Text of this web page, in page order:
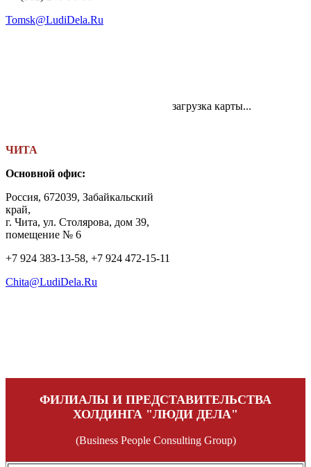
Tomsk@LudiDela.Ru
ЧИТА
Основной офис:
Россия, 672039, Забайкальский
край,
г. Чита, ул. Столярова, дом 39,
помещение № 6
+7 924 383-13-58, +7 924 472-15-11
Chita@LudiDela.Ru
загрузка карты...
ФИЛИАЛЫ И ПРЕДСТАВИТЕЛЬСТВА
ХОЛДИНГА "ЛЮДИ ДЕЛА"
(Business People Consulting Group)